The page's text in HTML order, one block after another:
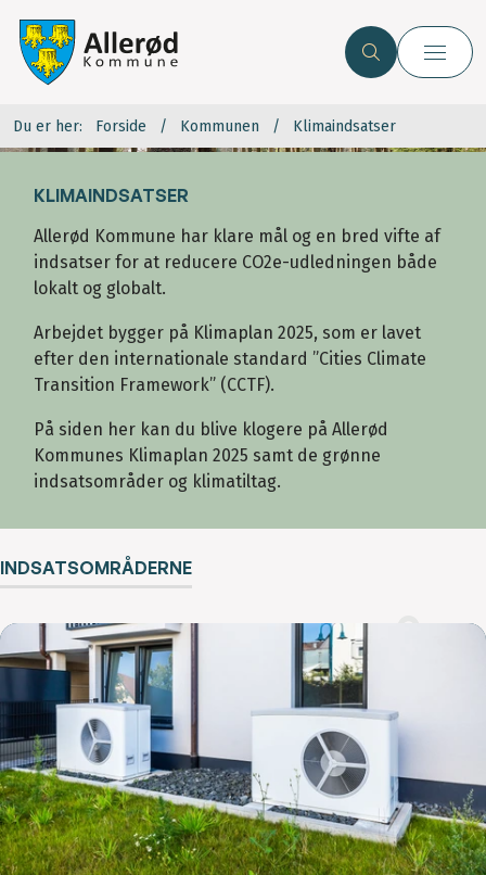
Du er her: Forside Kommunen Klimaindsatser
KLIMAINDSATSER
Allerød Kommune har klare mål og en bred vifte af
indsatser for at reducere CO2e-udledningen både
lokalt og globalt.
Arbejdet bygger på Klimaplan 2025, som er lavet
efter den internationale standard ”Cities Climate
Transition Framework” (CCTF).
På siden her kan du blive klogere på Allerød
Kommunes Klimaplan 2025 samt de grønne
indsatsområder og klimatiltag.
INDSATSOMRÅDERNE